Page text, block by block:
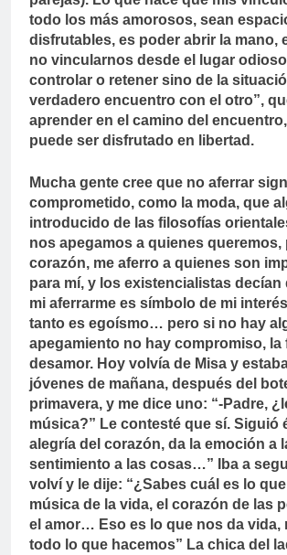
todo los más amorosos, sean
disfrutables, es poder abrir la mano,
no vincularnos desde el lugar
controlar o retener sino de la
verdadero encuentro con el otro”,
aprender en el camino del
puede ser disfrutado en libertad.
Mucha gente cree que no aferrar
comprometido, como la moda, que
introducido de las filosofías
nos apegamos a quienes queremos,
corazón, me aferro a quienes son
para mí, y los existencialistas decían
mi aferrarme es símbolo de mi
tanto es egoísmo… pero si no hay
apegamiento no hay compromiso, la
desamor. Hoy volvía de Misa y
jóvenes de mañana, después del
primavera, y me dice uno: “-Padre,
música?” Le contesté que sí. Siguió
alegría del corazón, da la emoción a
sentimiento a las cosas…” Iba a
volví y le dije: “¿Sabes cuál es lo
música de la vida, el corazón de las
el amor… Eso es lo que nos da vida,
todo lo que hacemos” La chica del